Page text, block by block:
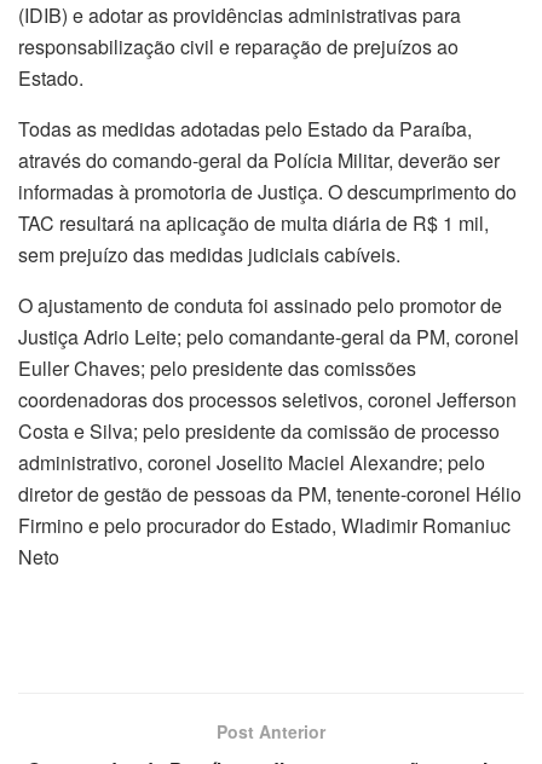
(IDIB) e adotar as providências administrativas para
responsabilização civil e reparação de prejuízos ao
Estado.
Todas as medidas adotadas pelo Estado da Paraíba,
através do comando-geral da Polícia Militar, deverão ser
informadas à promotoria de Justiça. O descumprimento do
TAC resultará na aplicação de multa diária de R$ 1 mil,
sem prejuízo das medidas judiciais cabíveis.
O ajustamento de conduta foi assinado pelo promotor de
Justiça Adrio Leite; pelo comandante-geral da PM, coronel
Euller Chaves; pelo presidente das comissões
coordenadoras dos processos seletivos, coronel Jefferson
Costa e Silva; pelo presidente da comissão de processo
administrativo, coronel Joselito Maciel Alexandre; pelo
diretor de gestão de pessoas da PM, tenente-coronel Hélio
Firmino e pelo procurador do Estado, Wladimir Romaniuc
Neto
Post Anterior